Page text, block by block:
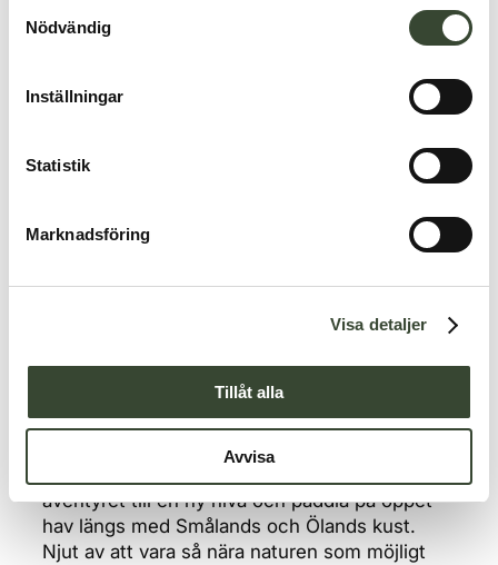
Nödvändig
Inställningar
Statistik
Marknadsföring
Visa detaljer
Tillåt alla
Avvisa
Hitta en vandringsled
5. Paddla kanot och kajak
ljudlöst. Det ger dig möjlighet att uppleva
upplevelse. Smålands sjöar och åar erbjuder
fantastiska leder för kanot- och kajakpaddling,
och kombinationen av lugnt öppet vatten och
smala passager gör det idealiskt både för
äventyret till en ny nivå och paddla på öppet
hav längs med Smålands och Ölands kust.
Njut av att vara så nära naturen som möjligt